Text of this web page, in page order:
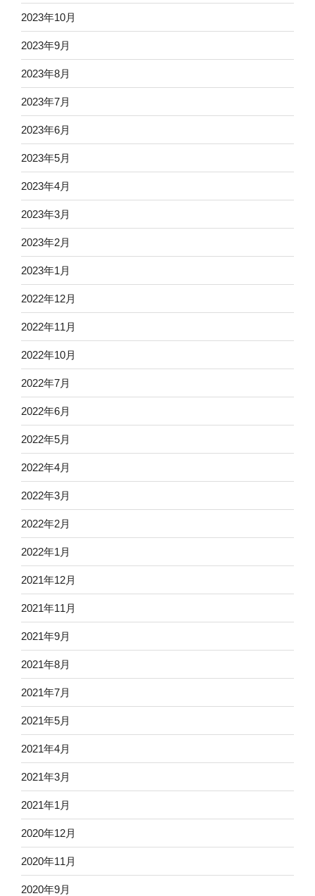
2023年10月
2023年9月
2023年8月
2023年7月
2023年6月
2023年5月
2023年4月
2023年3月
2023年2月
2023年1月
2022年12月
2022年11月
2022年10月
2022年7月
2022年6月
2022年5月
2022年4月
2022年3月
2022年2月
2022年1月
2021年12月
2021年11月
2021年9月
2021年8月
2021年7月
2021年5月
2021年4月
2021年3月
2021年1月
2020年12月
2020年11月
2020年9月